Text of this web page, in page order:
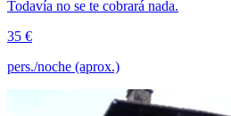
Todavía no se te cobrará nada.
35 €
pers./noche (aprox.)